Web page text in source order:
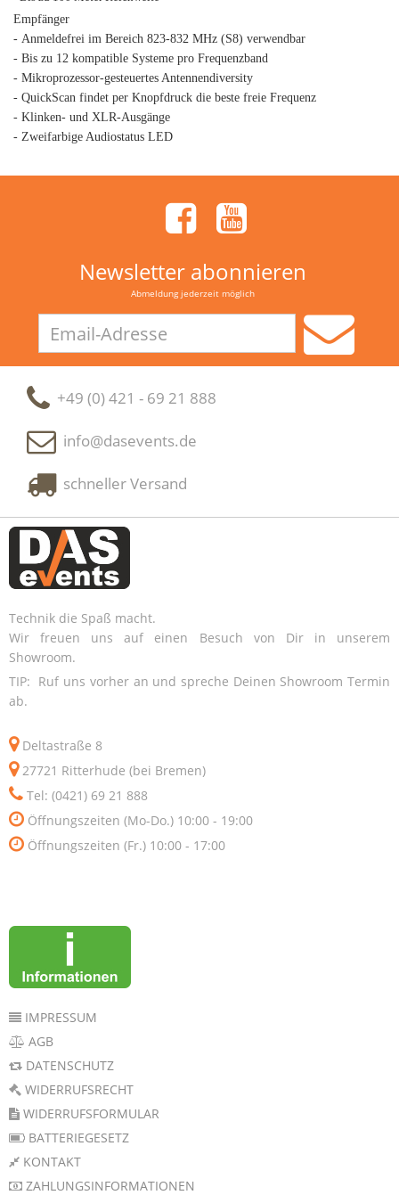
Empfänger
- Anmeldefrei im Bereich 823-832 MHz (S8) verwendbar
- Bis zu 12 kompatible Systeme pro Frequenzband
- Mikroprozessor-gesteuertes Antennendiversity
- QuickScan findet per Knopfdruck die beste freie Frequenz
- Klinken- und XLR-Ausgänge
- Zweifarbige Audiostatus LED
Newsletter abonnieren
Abmeldung jederzeit möglich
Adresse
+49 (0) 421 - 69 21 888
info@dasevents.de
schneller Versand
Technik die Spaß macht.
Wir freuen uns auf einen Besuch von Dir in unserem
Showroom.
TIP: Ruf uns vorher an und spreche Deinen Showroom Termin
ab.
Deltastraße 8
27721 Ritterhude (bei Bremen)
Tel: (0421) 69 21 888
Öffnungszeiten (Mo-Do.) 10:00 - 19:00
Öffnungszeiten (Fr.) 10:00 - 17:00
IMPRESSUM
AGB
DATENSCHUTZ
WIDERRUFSRECHT
WIDERRUFSFORMULAR
BATTERIEGESETZ
KONTAKT
ZAHLUNGSINFORMATIONEN